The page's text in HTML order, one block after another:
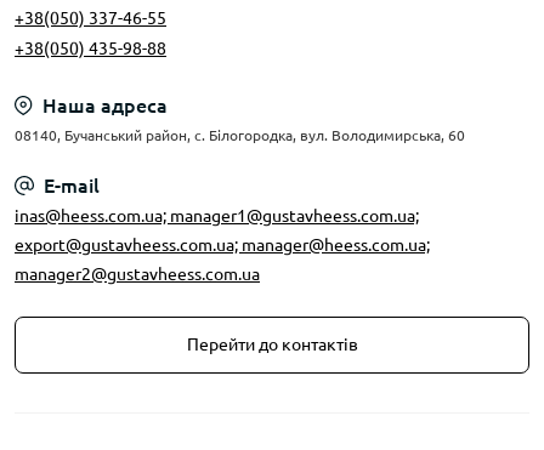
+38(050) 337-46-55
+38(050) 435-98-88
Наша адреса
08140, Бучанський район, с. Білогородка, вул. Володимирська, 60
E-mail
inas@heess.com.ua; manager1@gustavheess.com.ua;
export@gustavheess.com.ua; manager@heess.com.ua;
manager2@gustavheess.com.ua
Перейти до контактів